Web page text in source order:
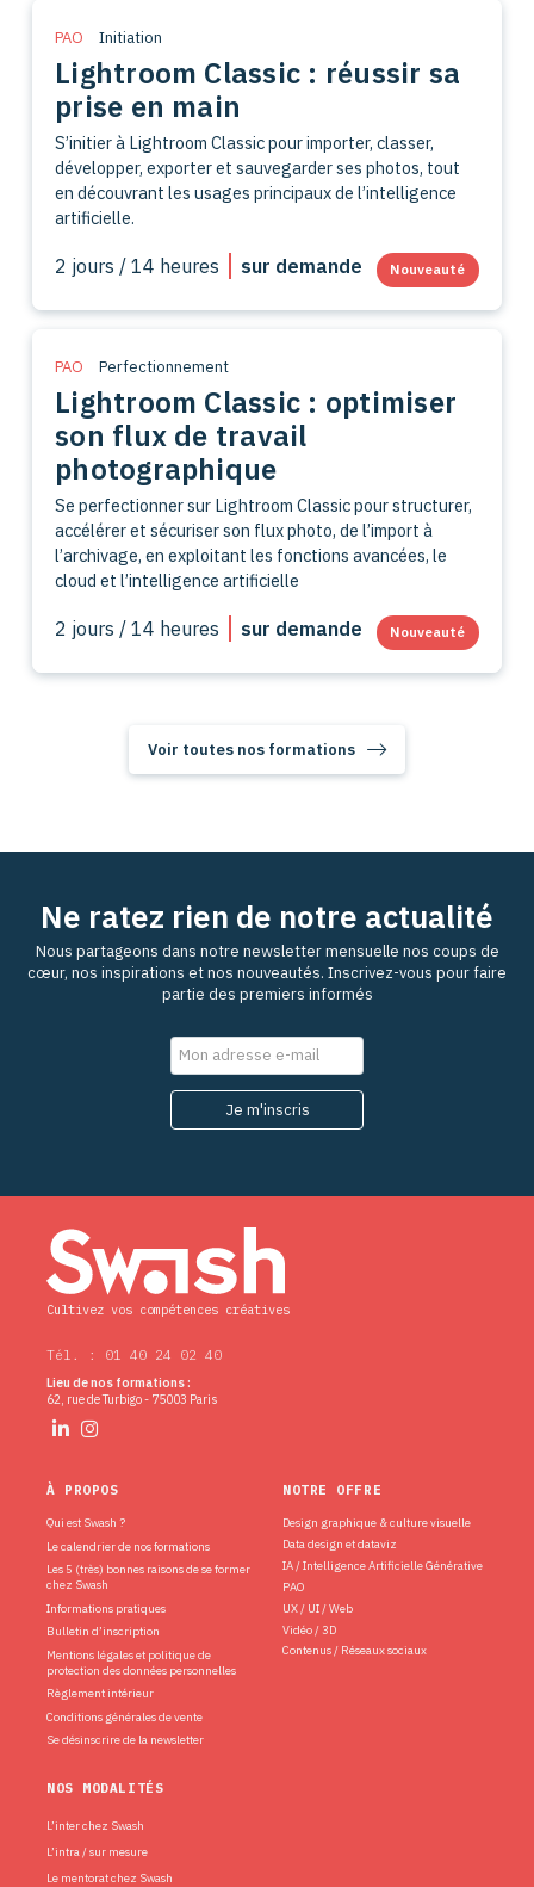
PAO Initiation
Lightroom Classic : réussir sa
prise en main
S’initier à Lightroom Classic pour importer, classer,
développer, exporter et sauvegarder ses photos, tout
en découvrant les usages principaux de l’intelligence
artificielle.
2 jours / 14 heures sur demande Nouveauté
PAO Perfectionnement
Lightroom Classic : optimiser
son flux de travail
photographique
Se perfectionner sur Lightroom Classic pour structurer,
accélérer et sécuriser son flux photo, de l’import à
l’archivage, en exploitant les fonctions avancées, le
cloud et l’intelligence artificielle
2 jours / 14 heures sur demande Nouveauté
Voir toutes nos formations
Ne ratez rien de notre actualité
Nous partageons dans notre newsletter mensuelle nos coups de
cœur, nos inspirations et nos nouveautés. Inscrivez-vous pour faire
partie des premiers informés
Cultivez vos compétences créatives
Tél. : 01 40 24 02 40
Lieu de nos formations :
62, rue de Turbigo - 75003 Paris
À PROPOS
Qui est Swash ?
Le calendrier de nos formations
Les 5 (très) bonnes raisons de se former
chez Swash
Informations pratiques
Bulletin d’inscription
Mentions légales et politique de
protection des données personnelles
Règlement intérieur
Conditions générales de vente
Se désinscrire de la newsletter
NOTRE OFFRE
Design graphique & culture visuelle
Data design et dataviz
IA / Intelligence Artificielle Générative
PAO
UX / UI / Web
Vidéo / 3D
Contenus / Réseaux sociaux
NOS MODALITÉS
L’inter chez Swash
L’intra / sur mesure
Le mentorat chez Swash